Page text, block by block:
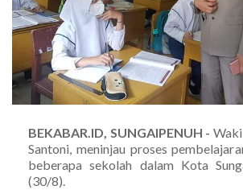
BEKABAR.ID, SUNGAIPENUH -
Santoni, meninjau proses
beberapa sekolah dalam Kota
(30/8).